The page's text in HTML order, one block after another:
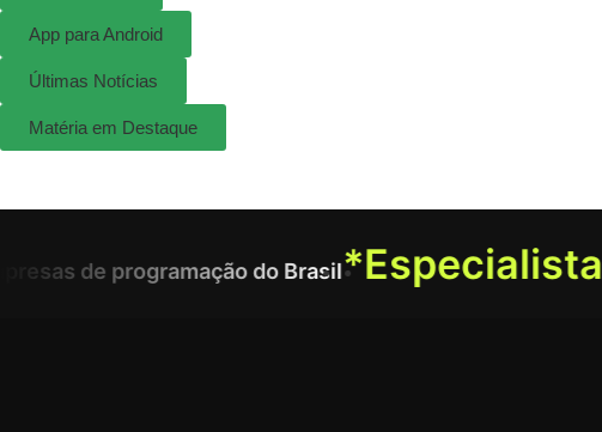
App para Android
Últimas Notícias
Matéria em Destaque
de programação do Brasil*